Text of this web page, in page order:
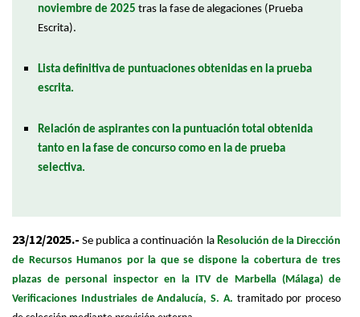
noviembre de 2025 tras la fase de alegaciones (Prueba
Escrita).
Lista definitiva de puntuaciones obtenidas en la prueba
escrita.
Relación de aspirantes con la puntuación total obtenida
tanto en la fase de concurso como en la de prueba
selectiva.
23/12/2025.-Se publica a continuación la Resolución de la Dirección
de Recursos Humanos por la que se dispone la cobertura de tres
plazas de personal inspector en la ITV de Marbella (Málaga) de
Verificaciones Industriales de Andalucía, S. A. tramitado por proceso